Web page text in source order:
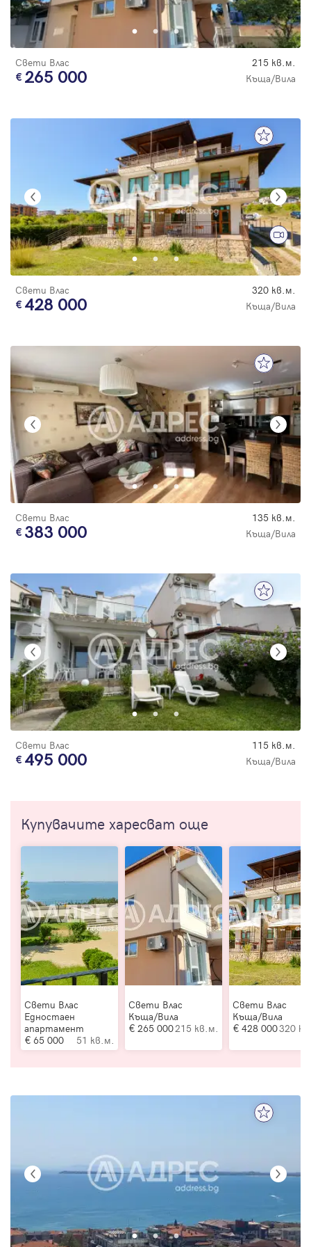
Свети Влас 215 кв.м.
265 000 Къща/Вила
Свети Влас 320 кв.м.
428 000 Къща/Вила
Свети Влас 135 кв.м.
383 000 Къща/Вила
Свети Влас 115 кв.м.
495 000 Къща/Вила
Купувачите харесват още
Свети Влас
Едностаен
апартамент
65 000
51 кв.м.
Свети Влас
Къща/Вила
265 000215 кв.м.
Свети Влас
Къща/Вила
428 000320
Парола
Забравена парола
Регистрация